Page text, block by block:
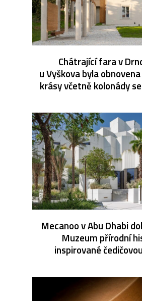
Chátrající fara v
u Vyškova byla
krásy včetně kolonády
Mecanoo v Abu Dhabi
Muzeum přírodní
inspirované